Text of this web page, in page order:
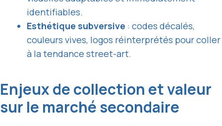
identifiables.
Esthétique subversive : codes décalés,
couleurs vives, logos réinterprétés pour coller
à la tendance street-art.
Enjeux de collection et valeur
sur le marché secondaire